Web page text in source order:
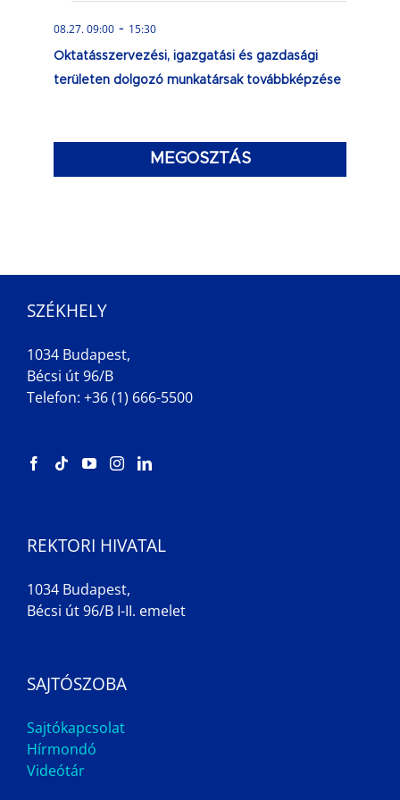
08.27. 09:00 - 15:30
Oktatásszervezési, igazgatási és gazdasági
területen dolgozó munkatársak továbbképzése
MEGOSZTÁS
SZÉKHELY
1034 Budapest,
Bécsi út 96/B
Telefon: +36 (1) 666-5500
REKTORI HIVATAL
1034 Budapest,
Bécsi út 96/B I-II. emelet
SAJTÓSZOBA
Sajtókapcsolat
Hírmondó
Videótár